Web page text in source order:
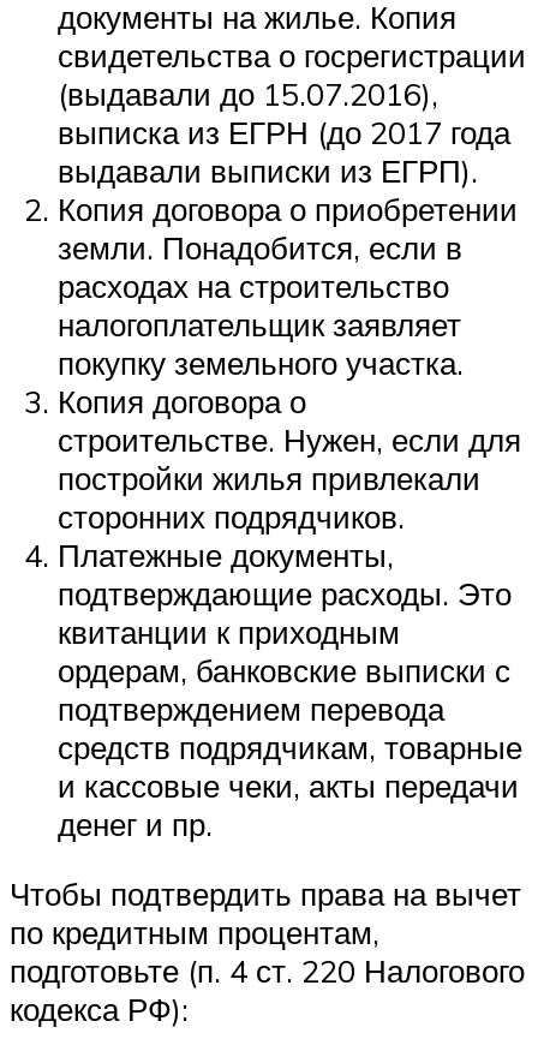
документы на жилье. Копия
свидетельства о госрегистрации
(выдавали до 15.07.2016),
выписка из ЕГРН (до 2017 года
выдавали выписки из ЕГРП).
Копия договора о приобретении
земли. Понадобится, если в
расходах на строительство
налогоплательщик заявляет
покупку земельного участка.
Копия договора о
строительстве. Нужен, если для
постройки жилья привлекали
сторонних подрядчиков.
Платежные документы,
подтверждающие расходы. Это
квитанции к приходным
ордерам, банковские выписки с
подтверждением перевода
средств подрядчикам, товарные
и кассовые чеки, акты передачи
денег и пр.
Чтобы подтвердить права на вычет
по кредитным процентам,
подготовьте (п. 4 ст. 220 Налогового
кодекса РФ):